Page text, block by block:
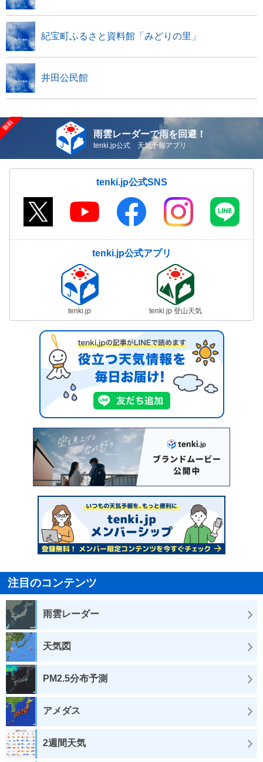
紀宝町ふるさと資料館「みどりの里」
井田公民館
雨雲レーダーで雨を回避！
tenki.jp公式 天気予報アプリ
tenki.jp公式SNS
tenki.jp公式アプリ
tenki.jp tenki.jp 登山天気
注目のコンテンツ
雨雲レーダー
天気図
PM2.5分布予測
アメダス
2週間天気